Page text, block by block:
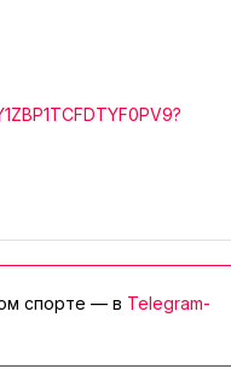
спорте — в Telegram-